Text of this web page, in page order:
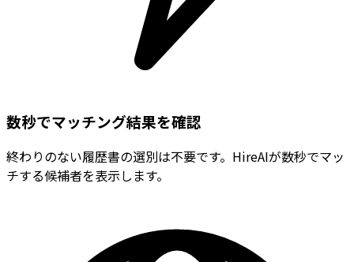
数秒でマッチング結果を確認
終わりのない履歴書の選別は不要です。HireAIが数秒でマッ
チする候補者を表示します。